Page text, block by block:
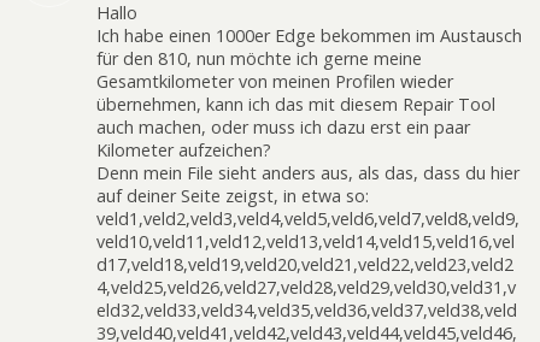
Hallo
Ich habe einen 1000er Edge bekommen im Austausch
für den 810, nun möchte ich gerne meine
Gesamtkilometer von meinen Profilen wieder
übernehmen, kann ich das mit diesem Repair Tool
auch machen, oder muss ich dazu erst ein paar
Kilometer aufzeichen?
Denn mein File sieht anders aus, als das, dass du hier
auf deiner Seite zeigst, in etwa so:
veld1,veld2,veld3,veld4,veld5,veld6,veld7,veld8,veld9,
veld10,veld11,veld12,veld13,veld14,veld15,veld16,vel
d17,veld18,veld19,veld20,veld21,veld22,veld23,veld2
4,veld25,veld26,veld27,veld28,veld29,veld30,veld31,v
eld32,veld33,veld34,veld35,veld36,veld37,veld38,veld
39,veld40,veld41,veld42,veld43,veld44,veld45,veld46,